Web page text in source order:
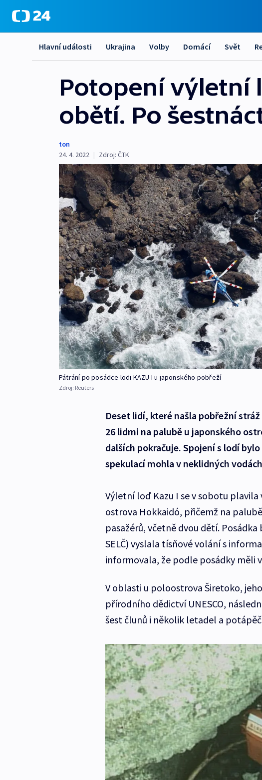
Hlavní události Ukrajina Volby Domácí Svět
Potopení výletní
obětí. Po
ton
24. 4. 2022 | Zdroj: ČTK
Pátrání po posádce lodi KAZU I u japonského pobřeží
Zdroj: Reuters
Deset lidí, které našla pobřežní
26 lidmi na palubě u japonského
dalších pokračuje. Spojení s lodí
spekulací mohla v neklidných
Výletní loď Kazu I se v sobotu
ostrova Hokkaidó, přičemž na
pasažérů, včetně dvou dětí.
SELČ) vyslala tísňové volání s
informovala, že podle posádky měli
V oblasti u poloostrova Širetoko,
přírodního dědictví UNESCO,
šest člunů i několik letadel a